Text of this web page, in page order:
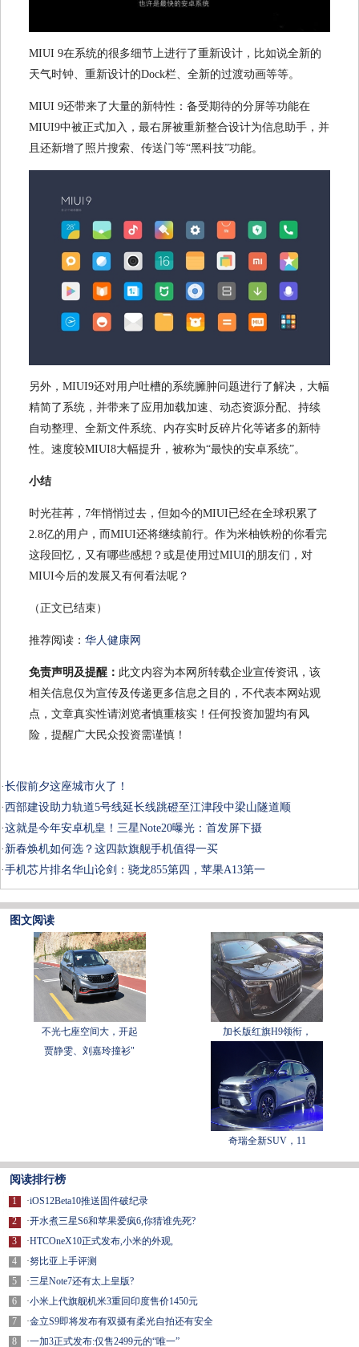
MIUI 9在系统的很多细节上进行了重新设计，比如说全新的
天气时钟、重新设计的Dock栏、全新的过渡动画等等。
MIUI 9还带来了大量的新特性：备受期待的分屏等功能在
MIUI9中被正式加入，最右屏被重新整合设计为信息助手，并
且还新增了照片搜索、传送门等“黑科技”功能。
另外， MIUI9还对用户吐槽的系统臃肿问题进行了解决，大幅
精简了系统，并带来了应用加载加速、动态资源分配、持续
自动整理、全新文件系统、内存实时反碎片化等诸多的新特
性。速度较MIUI8大幅提升，被称为“最快的安卓系统”。
小结
时光荏苒， 7年悄悄过去，但如今的MIUI已经在全球积累了
2.8亿的用户，而MIUI还将继续前行。作为米柚铁粉的你看完
这段回忆，又有哪些感想？或是使用过MIUI的朋友们，对
MIUI今后的发展又有何看法呢？
（正文已结束）
推荐阅读： 华人健康网
免责声明及提醒： 此文内容为本网所转载企业宣传资讯，该
相关信息仅为宣传及传递更多信息之目的，不代表本网站观
点，文章真实性请浏览者慎重核实！任何投资加盟均有风
险，提醒广大民众投资需谨慎！
·长假前夕这座城市火了！
·西部建设助力轨道5号线延长线跳磴至江津段中梁山隧道顺
·这就是今年安卓机皇！三星Note20曝光：首发屏下摄
· 新春焕机如何选？这四款旗舰手机值得一买
·手机芯片排名华山论剑：骁龙855第四，苹果A13第一
图文阅读
不光七座空间大，开起
加长版红旗H9领衔，
贾静雯、刘嘉玲撞衫"
奇瑞全新SUV，11
阅读排行榜
1
2
3
4
5
6
7
8
·iOS12Beta10推送固件破纪录
·开水煮三星S6和苹果爱疯6,你猜谁先死?
·HTCOneX10正式发布,小米的外观,
·努比亚上手评测
·三星Note7还有太上皇版?
·小米上代旗舰机米3重回印度售价1450元
·金立S9即将发布有双摄有柔光自拍还有安全
·一加3正式发布:仅售2499元的“唯一”